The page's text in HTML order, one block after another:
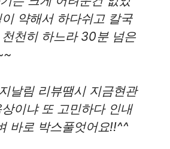
이 약해서 하다쉬고 칼국
천히 하느라 30분 넘은
날림 리뷰땜시 지금현관
이냐 또 고민하다 인내
바로 박스풀엇어요!!^^